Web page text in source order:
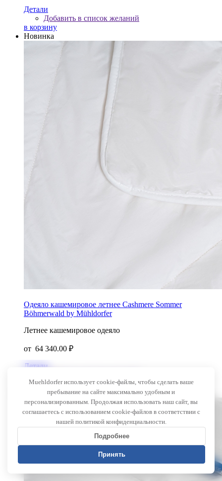
Детали
Добавить в список желаний
в корзину
Новинка
Одеяло кашемировое летнее Cashmere Sommer
Böhmerwald by Mühldorfer
Летнее кашемировое одеяло
от 64 340.00 ₽
Детали
в корзину
Новинка
Muehldorfer использует cookie-файлы, чтобы сделать ваше
пребывание на сайте максимально удобным и
персонализированным. Продолжая использовать наш сайт, вы
соглашаетесь с использованием cookie-файлов в соответствии с
нашей политикой конфиденциальности.
Подробнее
Принять